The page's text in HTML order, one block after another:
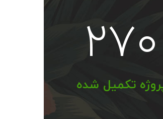
۲۷۰
تکمیل شده